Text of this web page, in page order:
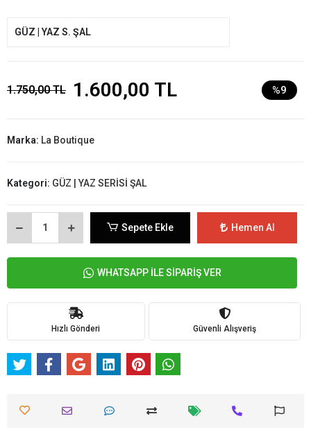
GÜZ | YAZ S. ŞAL
1.750,00 TL 1.600,00 TL %9
Marka: La Boutique
Kategori: GÜZ | YAZ SERİSİ ŞAL
Sepete Ekle Hemen Al
WHATSAPP İLE SİPARİŞ VER
Hızlı Gönderi Güvenli Alışveriş